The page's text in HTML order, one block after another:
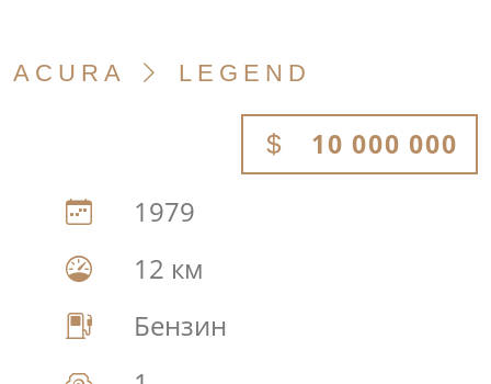
ACURA LEGEND
10 000 000
1979
12 км
Бензин